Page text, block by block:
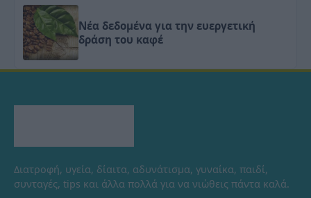
Νέα δεδομένα για την ευεργετική
δράση του καφέ
Διατροφή, υγεία, δίαιτα, αδυνάτισμα, γυναίκα, παιδί,
συνταγές, tips και άλλα πολλά για να νιώθεις πάντα καλά.